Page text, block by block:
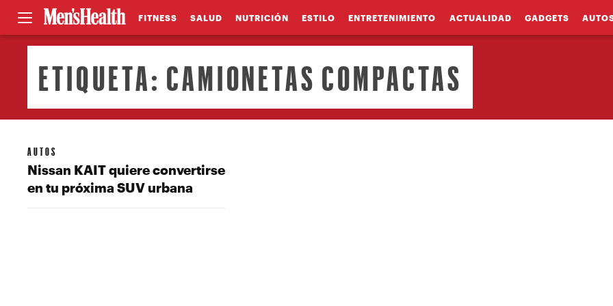
FITNESS SALUD NUTRICIÓN ESTILO ENTRETENIMIENTO ACTUALIDAD GADGETS
ETIQUETA: CAMIONETAS COMPACTAS
AUTOS
Nissan KAIT quiere convertirse
en tu próxima SUV urbana